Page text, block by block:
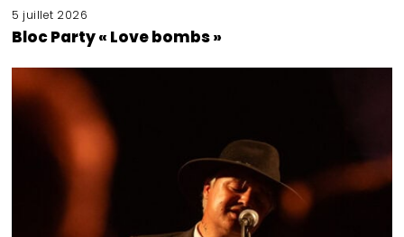
5 juillet 2026
Bloc Party « Love bombs »